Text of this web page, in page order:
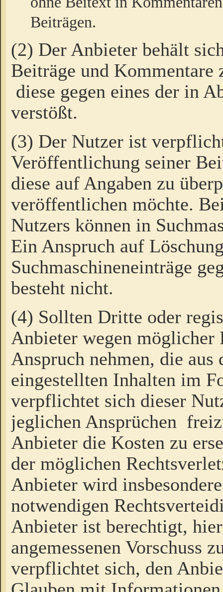
Beiträgen.
(2) Der Anbieter behält
Beiträge und Kommentare
diese gegen eines der in
verstößt.
(3) Der Nutzer ist
Veröffentlichung seiner
diese auf Angaben zu
veröffentlichen möchte.
Nutzers können in
Ein Anspruch auf
Suchmaschineneinträge
besteht nicht.
(4) Sollten Dritte oder
Anbieter wegen möglicher
Anspruch nehmen, die
eingestellten Inhalten im
verpflichtet sich dieser
jeglichen Ansprüchen
Anbieter die Kosten zu
der möglichen
Anbieter wird
notwendigen
Anbieter ist berechtigt,
angemessenen Vorschuss
verpflichtet sich, den